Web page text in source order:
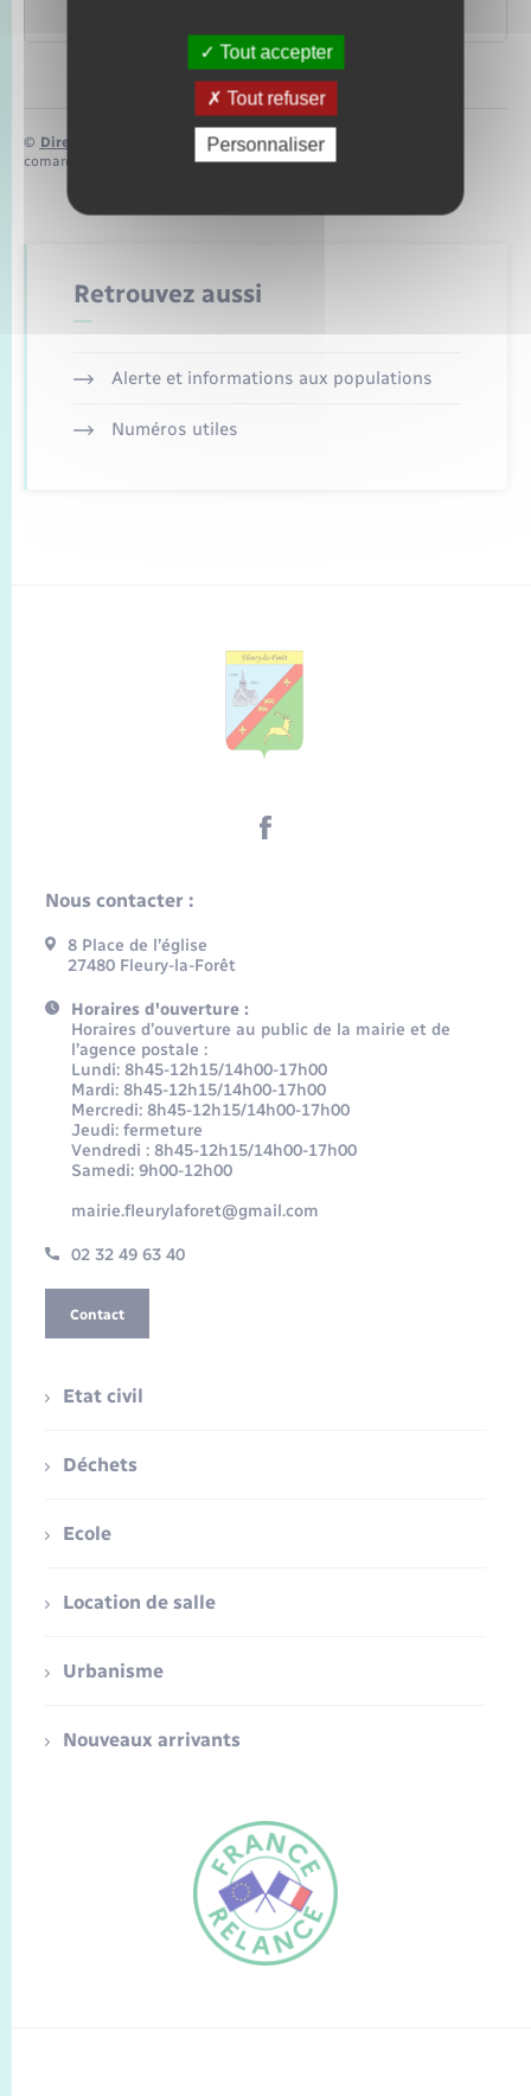
FR
© Direction de l’information légale et administrative
comarquage developpé parbaseo.io
Retrouvez aussi
Alerte et informations aux populations
Numéros utiles
Nous contacter :
8 Place de l’église
27480 Fleury-la-Forêt
Horaires d'ouverture :
Horaires d’ouverture au public de la mairie et de
l’agence postale :
Lundi: 8h45-12h15/14h00-17h00
Mardi: 8h45-12h15/14h00-17h00
Mercredi: 8h45-12h15/14h00-17h00
Jeudi: fermeture
Vendredi : 8h45-12h15/14h00-17h00
Samedi: 9h00-12h00
mairie.fleurylaforet@gmail.com
02 32 49 63 40
Contact
Etat civil
Déchets
Ecole
Location de salle
Urbanisme
Nouveaux arrivants
Tout accepter
Tout refuser
Personnaliser